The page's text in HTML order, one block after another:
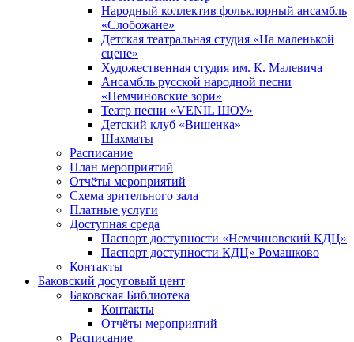
Народный коллектив фольклорный ансамбль
«Слобожане»
Детская театральная студия «На маленькой
сцене»
Художественная студия им. К. Малевича
Ансамбль русской народной песни
«Немчиновские зори»
Театр песни «VENIL ШОУ»
Детский клуб «Вишенка»
Шахматы
Расписание
План мероприятий
Отчёты мероприятий
Схема зрительного зала
Платные услуги
Доступная среда
Паспорт доступности «Немчиновский КДЦ»
Паспорт доступности КДЦ» Ромашково
Контакты
Баковский досуговый цент
Баковская Библиотека
Контакты
Отчёты мероприятий
Расписание